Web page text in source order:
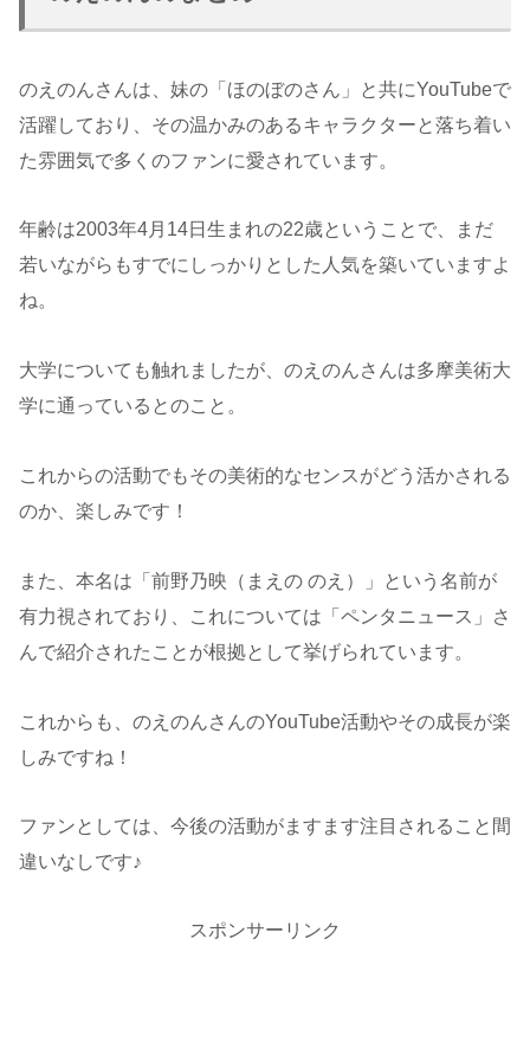
のえのんさんは、妹の「ほのぼのさん」と共にYouTubeで
活躍しており、その温かみのあるキャラクターと落ち着い
た雰囲気で多くのファンに愛されています。
年齢は2003年4月14日生まれの22歳ということで、まだ
若いながらもすでにしっかりとした人気を築いていますよ
ね。
大学についても触れましたが、のえのんさんは多摩美術大
学に通っているとのこと。
これからの活動でもその美術的なセンスがどう活かされる
のか、楽しみです！
また、本名は「前野乃映（まえの のえ）」という名前が
有力視されており、これについては「ペンタニュース」さ
んで紹介されたことが根拠として挙げられています。
これからも、のえのんさんのYouTube活動やその成長が楽
しみですね！
ファンとしては、今後の活動がますます注目されること間
違いなしです♪
スポンサーリンク